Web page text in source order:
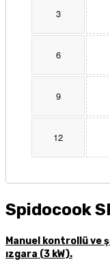
3
6
9
12
Spidocook
Manuel kontrollü ve
ızgara (3 kW).